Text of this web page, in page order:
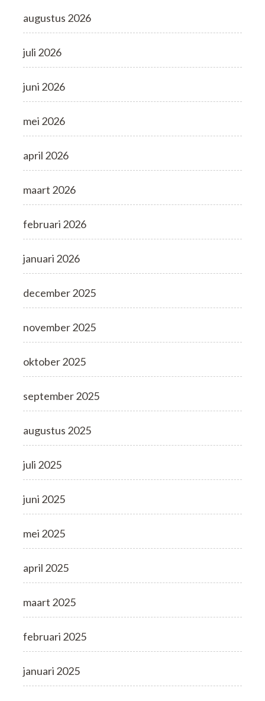
augustus 2026
juli 2026
juni 2026
mei 2026
april 2026
maart 2026
februari 2026
januari 2026
december 2025
november 2025
oktober 2025
september 2025
augustus 2025
juli 2025
juni 2025
mei 2025
april 2025
maart 2025
februari 2025
januari 2025